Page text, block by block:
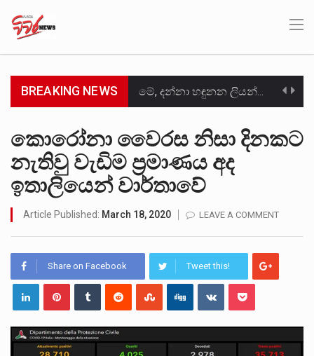
BREAKING NEWS මේ, දන්නා හඳුනන ලියන්නකුගේ නන්නාඳුනන අඩවියක සැරිසරා ලද ආස්වාදනීය මොහොතක සිංහාවලෝකනයකි .කෙටි කවියක දිගු බර…
බන්ධනාගාර රැදවියන් 1,021 දෙනෙකු ඉකුත් වසර පහක කාලය තුලදී (2020 ජනවාරි 01 සිට 2025 දෙසැම්බර්…
මහර බන්ධනාගාරයේ අද ඇතිවූ සිද්ධියෙන් තුවාල ලැබූ බව කියන රැඳවියන් ගණන ඉහළ ගොස් තිබේ. ඒ…
2011 වසරේදී දේශපාලන හා මානව හිමිකම් ක්‍රියාකාරීන් වන ලලිත්කුමාර් වීරරාජ් සහ කුගන් මුරුගානන්දන් යාපනයේදී අතුරුදන්…
කොරෝනා වෛරස නිසා දිනකට
නැතිවු වැඩිම ප්‍රමාණය අද
ඉතාලියෙන් වාර්තාවේ
Article Published: March 18, 2020 LEAVE A COMMENT
Share on Facebook Tweet this!